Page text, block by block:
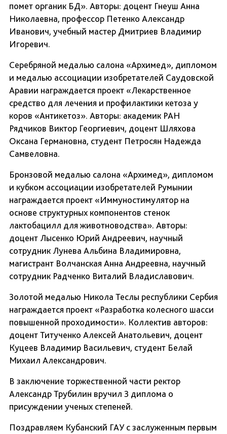
помет органик БД». Авторы: доцент Гнеуш Анна
Николаевна, профессор Петенко Александр
Иванович, учебный мастер Дмитриев Владимир
Игоревич.
Серебряной медалью салона «Архимед», дипломом
и медалью ассоциации изобретателей Саудовской
Аравии награждается проект «Лекарственное
средство для лечения и профилактики кетоза у
коров «Антикетоз». Авторы: академик РАН
Рядчиков Виктор Георгиевич, доцент Шляхова
Оксана Германовна, студент Петросян Надежда
Самвеловна.
Бронзовой медалью салона «Архимед», дипломом
и кубком ассоциации изобретателей Румынии
награждается проект «Иммуностимулятор на
основе структурных компонентов стенок
лактобацилл для животноводства». Авторы:
доцент Лысенко Юрий Андреевич, научный
сотрудник Лунева Альбина Владимировна,
магистрант Волчанская Анна Андреевна, научный
сотрудник Радченко Виталий Владиславович.
Золотой медалью Никола Теслы республики Сербия
награждается проект «Разработка колесного шасси
повышенной проходимости». Коллектив авторов:
доцент Титученко Алексей Анатольевич, доцент
Куцеев Владимир Васильевич, студент Белай
Михаил Александрович.
В заключение торжественной части ректор
Александр Трубилин вручил 3 диплома о
присуждении ученых степеней.
Поздравляем Кубанский ГАУ с заслуженным первым